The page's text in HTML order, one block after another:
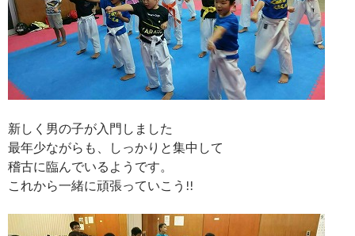
新しく男の子が入門しました
最年少ながらも、しっかりと集中して
稽古に臨んでいるようです。
これから一緒に頑張っていこう!!